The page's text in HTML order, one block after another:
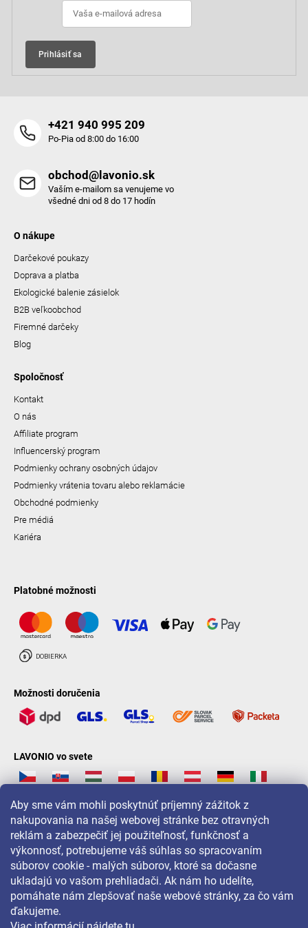
Aby sme vám mohli poskytnúť príjemný zážitok z
nakupovania na našej webovej stránke bez otravných
reklám a zabezpečiť jej použiteľnosť, funkčnosť a
výkonnosť, potrebujeme váš súhlas so spracovaním
súborov cookie - malých súborov, ktoré sa dočasne
ukladajú vo vašom prehliadači. Ak nám ho udelíte,
pomáhate nám zlepšovať naše webové stránky, za čo vám
ďakujeme.
Prihlásiť sa
+421 940 995 209
Po-Pia od 8:00 do 16:00
obchod@lavonio.sk
Vaším e-mailom sa venujeme vo
všedné dni od 8 do 17 hodín
O nákupe
Darčekové poukazy
Doprava a platba
Ekologické balenie zásielok
B2B veľkoobchod
Firemné darčeky
Blog
Spoločnosť
Kontakt
O nás
Affiliate program
Influencerský program
Podmienky ochrany osobných údajov
Podmienky vrátenia tovaru alebo reklamácie
Obchodné podmienky
Pre médiá
Kariéra
Platobné možnosti
Možnosti doručenia
LAVONIO vo svete
Pre akcie, súťaže a zľavy nás sledujte na: